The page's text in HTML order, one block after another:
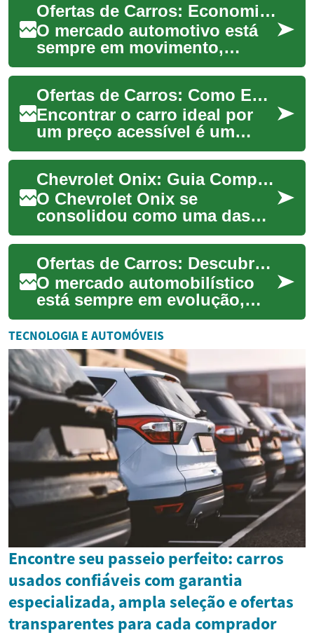
Ofertas de Carros: Economize na Compra do Seu Novo Veículo
O mercado automotivo está
sempre em movimento,
oferecendo diversas
oportunidades para quem
busca um novo carro. Seja ...
Ofertas de Carros: Como Encontrar as Melhores Oportunidades
Encontrar o carro ideal por
um preço acessível é um
desafio que muitos
compradores enfrentam. Com
tantas opções dispo...
Chevrolet Onix: Guia Completo sobre o Sedan e Hatchback Mais Vendido
O Chevrolet Onix se
consolidou como uma das
escolhas mais populares no
mercado automotivo
brasileiro, oferecendo vers...Ofertas de Carros: Descubra as Melhores Oportunidades para Comprar seu Veículo
O mercado automobilístico
está sempre em evolução,
oferecendo uma variedade de
opções para os
consumidores que buscam...
TECNOLOGIA E AUTOMÓVEIS
Encontre seu passeio perfeito: carros
usados confiáveis com garantia
especializada, ampla seleção e ofertas
transparentes para cada comprador